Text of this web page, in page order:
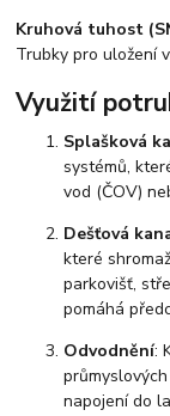
Kruhová tuhost
Trubky pro uložení
Využití
Splašková
systémů,
vod (ČOV)
Dešťová
které
parkovišť,
pomáhá
Odvodnění:
napojení do